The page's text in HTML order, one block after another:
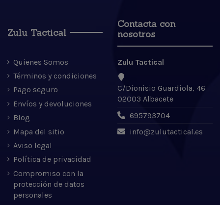
Zulu Tactical
Quienes Somos
Términos y condiciones
Pago seguro
Envíos y devoluciones
Blog
Mapa del sitio
Aviso legal
Política de privacidad
Compromiso con la
protección de datos
personales
Contacta con
nosotros
Zulu Tactical
C/Dionisio Guardiola, 46
02003 Albacete
695793704
info@zulutactical.es